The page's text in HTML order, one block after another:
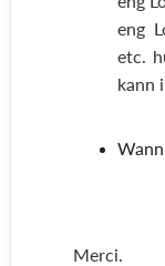
eng
etc.
kann
Merci.